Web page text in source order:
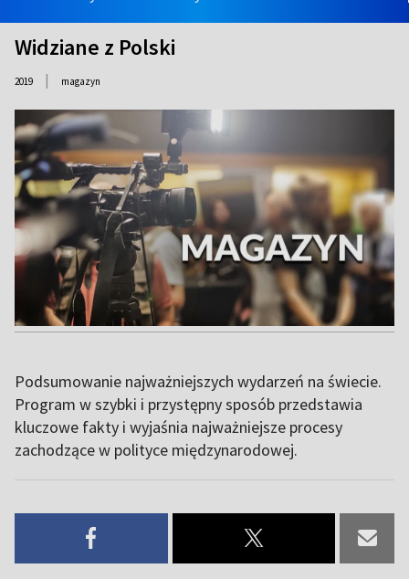
Widziane z Polski
2019 | magazyn
Podsumowanie najważniejszych wydarzeń na świecie.
Program w szybki i przystępny sposób przedstawia
kluczowe fakty i wyjaśnia najważniejsze procesy
zachodzące w polityce międzynarodowej.